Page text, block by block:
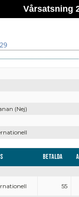
Vårsatsning
(Nej)
Betalda
55